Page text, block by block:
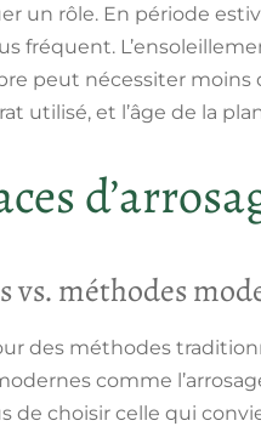
un rôle. En période
fréquent.
peut nécessiter
utilisé, et l’âge de la
méthodes
des méthodes
comme
de choisir celle qui